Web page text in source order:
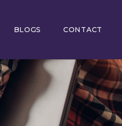
BLOGS CONTACT